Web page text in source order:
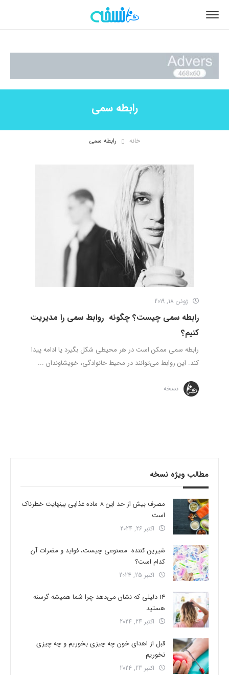
رابطه سمی
خانه رابطه سمی
ژوئن 18, 2019
رابطه سمی چیست؟ چگونه روابط سمی را مدیریت
کنیم؟
رابطه سمی ممکن است در هر محیطی شکل بگیرد یا ادامه پیدا
کند. این روابط می‌توانند در محیط خانوادگی، خویشاوندان ...
نسخه
مطالب ویژه نسخه
مصرف بیش از حد این 8 ماده غذایی بینهایت خطرناک
است
اکتبر 26, 2024
شیرین کننده مصنوعی چیست، فواید و مضرات آن
کدام است؟
اکتبر 25, 2024
14 دلیلی که نشان می‌دهد چرا شما همیشه گرسنه
هستید
اکتبر 24, 2024
قبل از اهدای خون چه چیزی بخوریم و چه چیزی
نخوریم
اکتبر 23, 2024